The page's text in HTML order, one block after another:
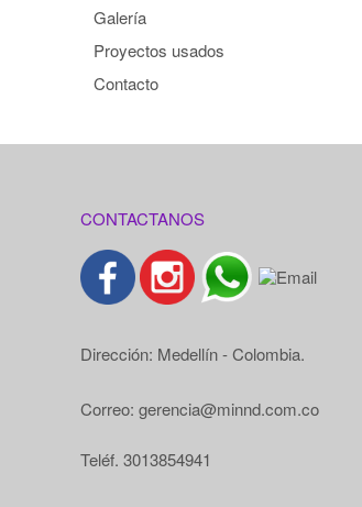
Galería
Proyectos usados
Contacto
CONTACTANOS
Dirección: Medellín - Colombia.
Correo: gerencia@minnd.com.co
Teléf. 3013854941